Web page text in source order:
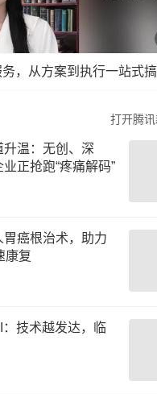
，从方案到执行一站式
打开腾
温：无创、深
正抢跑“疼痛解码”
癌根治术，助力
康复
技术越发达，临